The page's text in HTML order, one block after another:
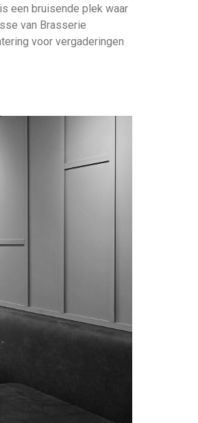
is een bruisende plek waar
van Brasserie
voor vergaderingen